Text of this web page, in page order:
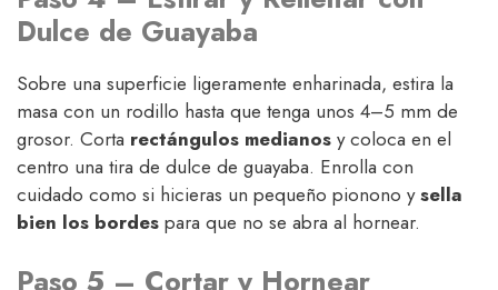
Dulce de Guayaba
Sobre una superficie ligeramente enharinada, estira la
masa con un rodillo hasta que tenga unos 4–5 mm de
grosor. Corta rectángulos medianos y coloca en el
centro una tira de dulce de guayaba. Enrolla con
cuidado como si hicieras un pequeño pionono ysella
bien los bordes para que no se abra al hornear.
Paso 5 – Cortar y Hornear